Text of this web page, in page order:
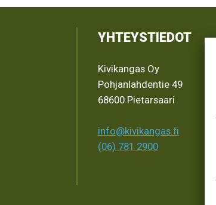
YHTEYSTIEDOT
Kivikangas Oy
Pohjanlahdentie 49
68600 Pietarsaari
info@kivikangas.fi
(06) 781 2900